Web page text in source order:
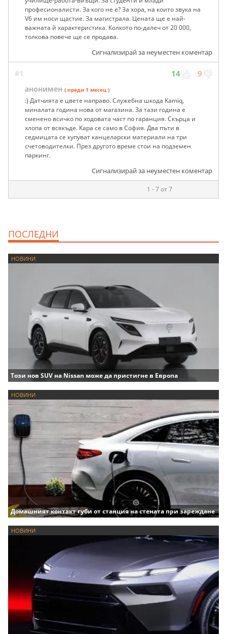
професионалисти. За кого не е? За хора, на които звука на
V6 им носи щастие. За магистрала. Цената ще е най-
важната й характеристика. Колкото по-далеч от 20 000,
толкова повече ще се продава.
Сигнализирай за неуместен коментар
#1 14 9
анонимен ( преди 1 месец )
:) Датчията е цвете направо. Служебна шкода Kamiq,
миналата година нова от магазина. За тази година е
сменено всичко по ходовата част по гаранция. Скърца и
хлопа от всякъде. Кара се само в София. Два пъти в
седмицата се купуват канцеларски материали на три
счетоводителки. През другото време стои на подземен
паркинг.
Сигнализирай за неуместен коментар
1 - 7 от 7
ПОСЛЕДНИ
НОВИНИ
Този нов SUV на Nissan може да пристигне в Европа
НОВИНИ
Домашният контакт губи от станция на стената при зареждане
НОВИНИ